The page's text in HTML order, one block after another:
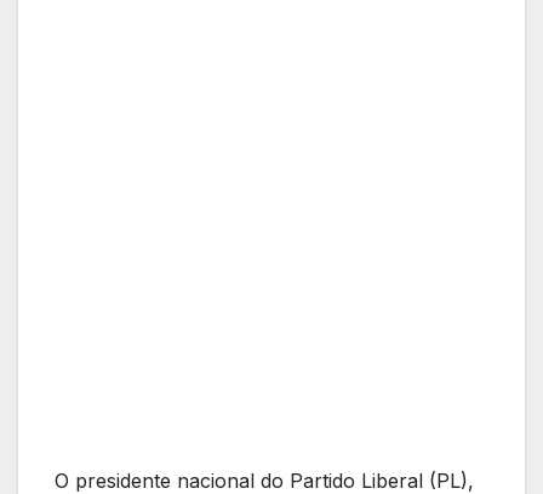
O presidente nacional do Partido Liberal (PL),